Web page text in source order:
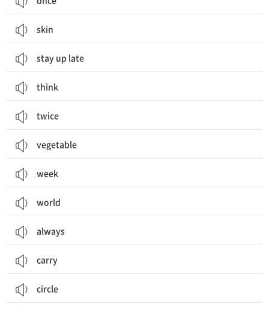
skin
stay up late
think
twice
vegetable
week
world
always
carry
circle